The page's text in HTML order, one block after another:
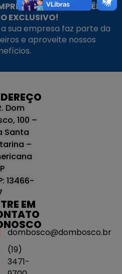
PARCEIRAS TÊM
EXCLUSIVO!
sua empresa faz parte da
e aproveite nossos
Dom
100 –
Santa
–
13466-
EM
dombosco@dombosco.br
(19)
3471-